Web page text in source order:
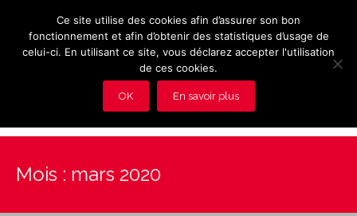
Mois : mars 2020
Ce site utilise des cookies afin d’assurer son bon
fonctionnement et afin d’obtenir des statistiques d’usage de
celui-ci. En utilisant ce site, vous déclarez accepter l'utilisation
de ces cookies.
OK En savoir plus